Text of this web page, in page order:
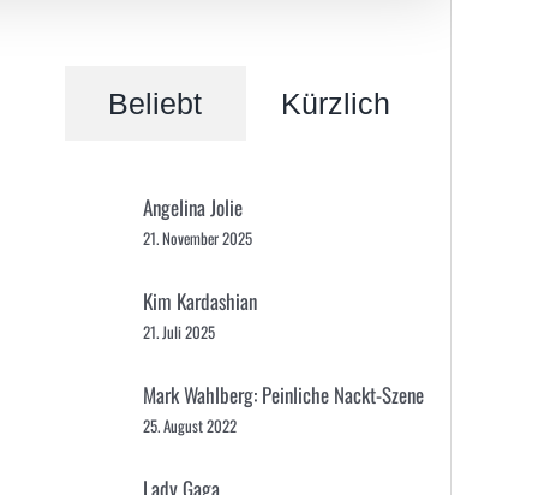
Beliebt Kürzlich
Angelina Jolie
21. November 2025
Kim Kardashian
21. Juli 2025
Mark Wahlberg: Peinliche Nackt-Szene
25. August 2022
Lady Gaga